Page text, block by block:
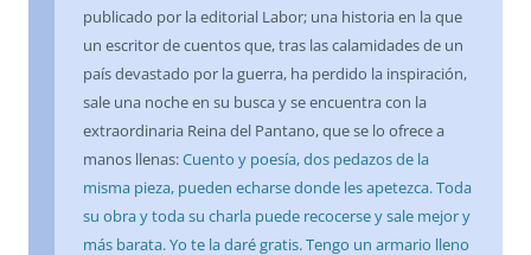
publicado por la editorial Labor; una historia en la que
un escritor de cuentos que, tras las calamidades de un
país devastado por la guerra, ha perdido la inspiración,
sale una noche en su busca y se encuentra con la
extraordinaria Reina del Pantano, que se lo ofrece a
manos llenas:Cuento y poesía, dos pedazos de la
misma pieza, pueden echarse donde les apetezca. Toda
su obra y toda su charla puede recocerse y sale mejor y
más barata. Yo te la daré gratis. Tengo un armario lleno